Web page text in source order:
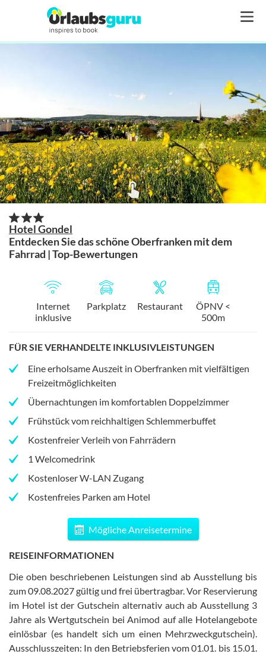
Hotel Gondel
Entdecken Sie das schöne Oberfranken mit dem
Fahrrad | Top-Bewertungen
Internet
inklusive
Parkplatz Restaurant
ÖPNV <
500m
FÜR SIE VERHANDELTE INKLUSIVLEISTUNGEN
Eine erholsame Auszeit in Oberfranken mit vielfältigen
Freizeitmöglichkeiten
Übernachtungen im komfortablen Doppelzimmer
Frühstück vom reichhaltigen Schlemmerbuffet
Kostenfreier Verleih von Fahrrädern
1 Welcomedrink
Kostenloser W-LAN Zugang
Kostenfreies Parken am Hotel
Mögliche Anreisetermine
REISEINFORMATIONEN
Die oben beschriebenen Leistungen sind ab Ausstellung bis
zum 09.08.2027 gültig und frei übertragbar. Vor Reservierung
im Hotel ist der Gutschein alternativ auch ab Ausstellung 3
Jahre als Wertgutschein bei Animod auf alle Hotelangebote
einlösbar (es handelt sich um einen Mehrzweckgutschein)
Ausschlusszeiten: In den Betriebsferien vom 01.01. bis 15.01.